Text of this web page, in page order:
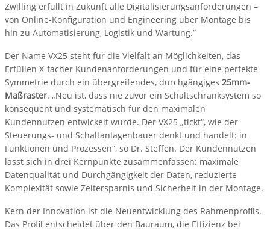
Zwilling erfüllt in Zukunft alle Digitalisierungsanforderungen –
von Online-Konfiguration und Engineering über Montage bis
hin zu Automatisierung, Logistik und Wartung.”
Der Name VX25 steht für die Vielfalt an Möglichkeiten, das
Erfüllen X-facher Kundenanforderungen und für eine perfekte
Symmetrie durch ein übergreifendes, durchgängiges 25mm-
Maßraster. „Neu ist, dass nie zuvor ein Schaltschranksystem so
konsequent und systematisch für den maximalen
Kundennutzen entwickelt wurde. Der VX25 „tickt“, wie der
Steuerungs- und Schaltanlagenbauer denkt und handelt: in
Funktionen und Prozessen“, so Dr. Steffen. Der Kundennutzen
lässt sich in drei Kernpunkte zusammenfassen: maximale
Datenqualität und Durchgängigkeit der Daten, reduzierte
Komplexität sowie Zeitersparnis und Sicherheit in der Montage.
Kern der Innovation ist die Neuentwicklung des Rahmenprofils.
Das Profil entscheidet über den Bauraum, die Effizienz bei